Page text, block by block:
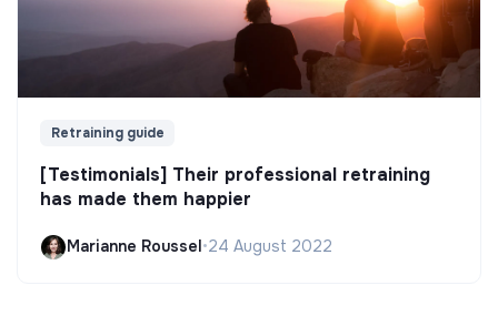
Retraining guide
[Testimonials] Their professional retraining
has made them happier
Marianne Roussel •24 August 2022